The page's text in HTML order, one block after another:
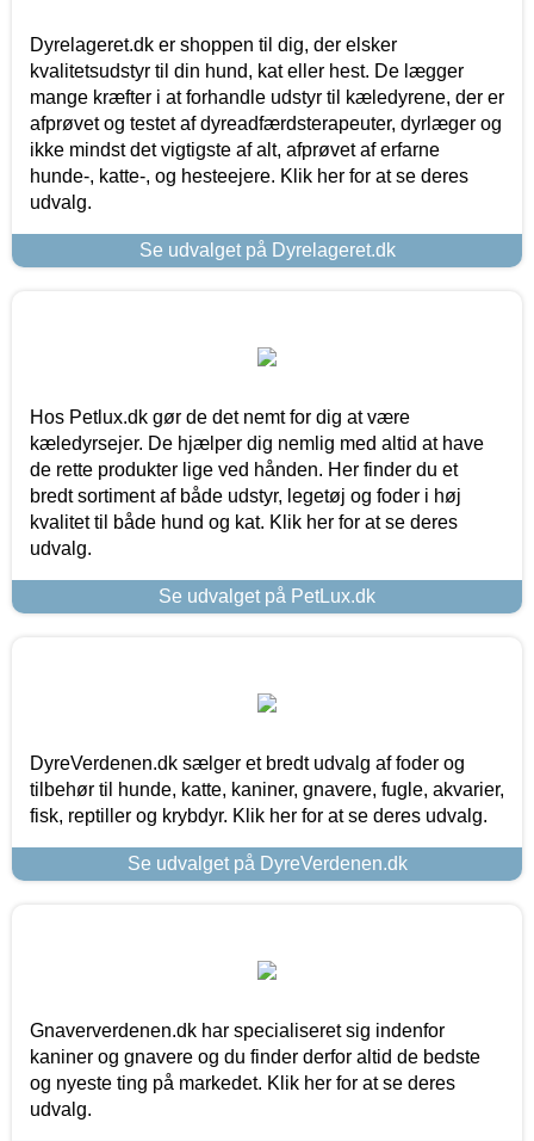
Dyrelageret.dk er shoppen til dig, der elsker
kvalitetsudstyr til din hund, kat eller hest. De lægger
mange kræfter i at forhandle udstyr til kæledyrene, der er
afprøvet og testet af dyreadfærdsterapeuter, dyrlæger og
ikke mindst det vigtigste af alt, afprøvet af erfarne
hunde-, katte-, og hesteejere. Klik her for at se deres
udvalg.
Se udvalget på Dyrelageret.dk
Hos Petlux.dk gør de det nemt for dig at være
kæledyrsejer. De hjælper dig nemlig med altid at have
de rette produkter lige ved hånden. Her finder du et
bredt sortiment af både udstyr, legetøj og foder i høj
kvalitet til både hund og kat. Klik her for at se deres
udvalg.
Se udvalget på PetLux.dk
DyreVerdenen.dk sælger et bredt udvalg af foder og
tilbehør til hunde, katte, kaniner, gnavere, fugle, akvarier,
fisk, reptiller og krybdyr. Klik her for at se deres udvalg.
Se udvalget på DyreVerdenen.dk
Gnaververdenen.dk har specialiseret sig indenfor
kaniner og gnavere og du finder derfor altid de bedste
og nyeste ting på markedet. Klik her for at se deres
udvalg.